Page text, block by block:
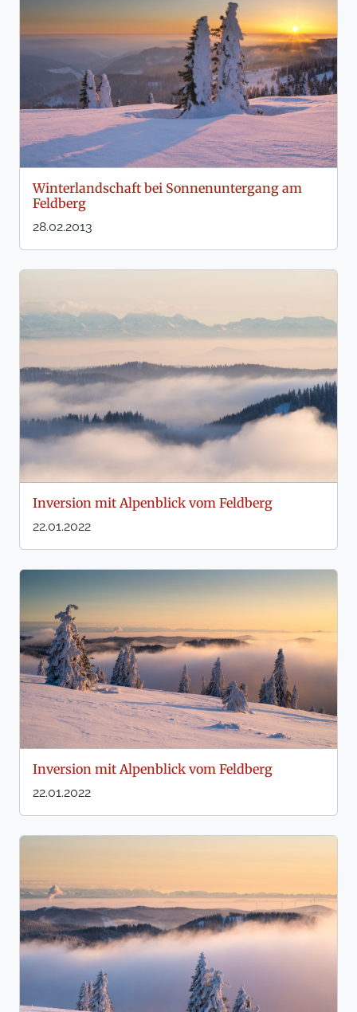
Winterlandschaft bei Sonnenuntergang am
Feldberg
28.02.2013
Inversion mit Alpenblick vom Feldberg
22.01.2022
Inversion mit Alpenblick vom Feldberg
22.01.2022